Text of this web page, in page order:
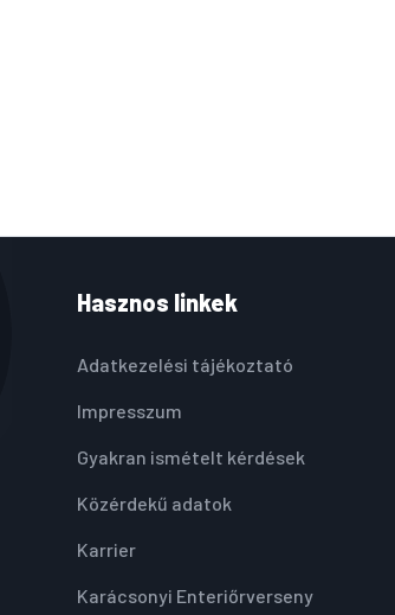
Hasznos linkek
Adatkezelési tájékoztató
Impresszum
Gyakran ismételt kérdések
Közérdekű adatok
Karrier
Karácsonyi Enteriőrverseny